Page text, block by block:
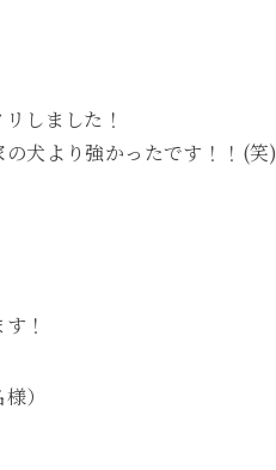
しました！
の犬より強かったです！！(笑)
！
）